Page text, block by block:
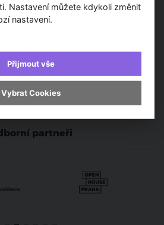
partneři
Nastavení můžete kdykoli změnit
nastavení.
Přijmout vše
Vybrat Cookies